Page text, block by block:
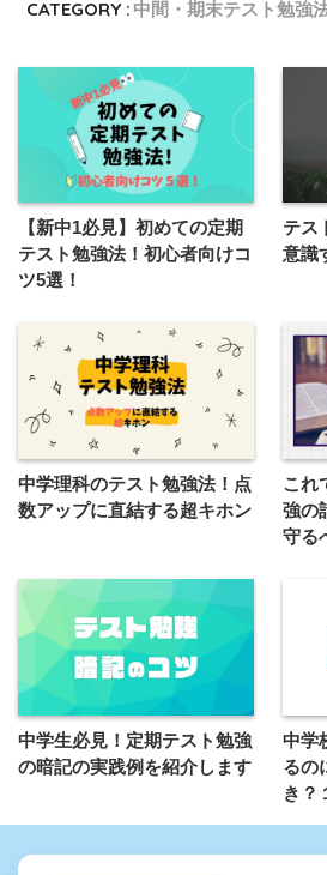
CATEGORY : 中間・期末テスト勉強
【新中1必見】初めての定期
テスト勉強法！初心者向けコ
ツ5選！
テス
意識
中学理科のテスト勉強法！点
数アップに直結する超キホン
これ
強の
守る
中学生必見！定期テスト勉強
の暗記の実践例を紹介します
中学
るの
き？